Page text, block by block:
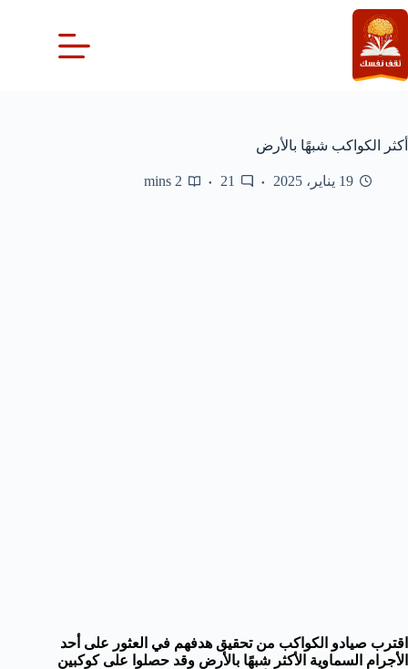
التجاوز
إلى
المحتوى
أكثر الكواكب شبهًا بالأرض
19 يناير، 2025 21
2 mins
اقترب صيادو الكواكب من تحقيق هدفهم في العثور على أحد
الأجرام السماوية الأكثر شبهًا بالأرض وقد حصلوا على كوكبين